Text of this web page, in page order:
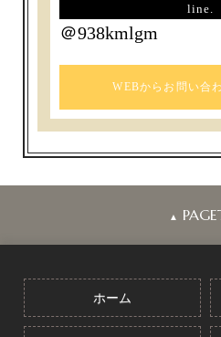
line.
＠938kmlgm
WEBからお問い合
▲
ホーム